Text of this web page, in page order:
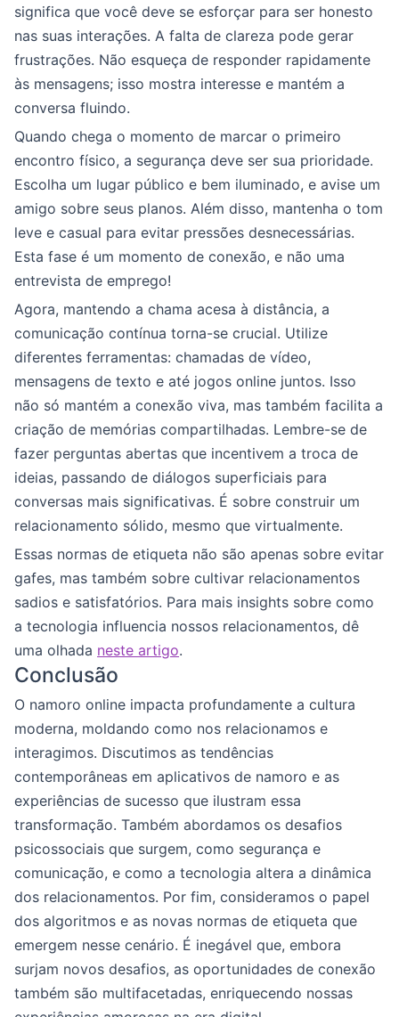
significa que você deve se esforçar para ser honesto
nas suas interações. A falta de clareza pode gerar
frustrações. Não esqueça de responder rapidamente
às mensagens; isso mostra interesse e mantém a
conversa fluindo.
Quando chega o momento de marcar o primeiro
encontro físico, a segurança deve ser sua prioridade.
Escolha um lugar público e bem iluminado, e avise um
amigo sobre seus planos. Além disso, mantenha o tom
leve e casual para evitar pressões desnecessárias.
Esta fase é um momento de conexão, e não uma
entrevista de emprego!
Agora, mantendo a chama acesa à distância, a
comunicação contínua torna-se crucial. Utilize
diferentes ferramentas: chamadas de vídeo,
mensagens de texto e até jogos online juntos. Isso
não só mantém a conexão viva, mas também facilita a
criação de memórias compartilhadas. Lembre-se de
fazer perguntas abertas que incentivem a troca de
ideias, passando de diálogos superficiais para
conversas mais significativas. É sobre construir um
relacionamento sólido, mesmo que virtualmente.
Essas normas de etiqueta não são apenas sobre evitar
gafes, mas também sobre cultivar relacionamentos
sadios e satisfatórios. Para mais insights sobre como
a tecnologia influencia nossos relacionamentos, dê
uma olhada neste artigo.
Conclusão
O namoro online impacta profundamente a cultura
moderna, moldando como nos relacionamos e
interagimos. Discutimos as tendências
contemporâneas em aplicativos de namoro e as
experiências de sucesso que ilustram essa
transformação. Também abordamos os desafios
psicossociais que surgem, como segurança e
comunicação, e como a tecnologia altera a dinâmica
dos relacionamentos. Por fim, consideramos o papel
dos algoritmos e as novas normas de etiqueta que
emergem nesse cenário. É inegável que, embora
surjam novos desafios, as oportunidades de conexão
também são multifacetadas, enriquecendo nossas